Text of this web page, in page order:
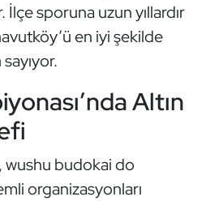
İlçe sporuna uzun yıllardır
en iyi şekilde
Altın
wushu budokai do
organizasyonları